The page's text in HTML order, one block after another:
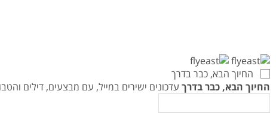
החיוך הבא, כבר בדרך
החיוך הבא, כבר בדרך עדכונים ישירים במייל, עם מבצעים, דילים